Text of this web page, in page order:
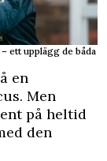
ett upplägg de båda
en
Men
på heltid
den